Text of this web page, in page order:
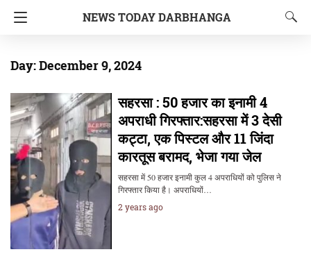
NEWS TODAY DARBHANGA
Day:December 9, 2024
सहरसा : 50 हजार का इनामी 4
अपराधी गिरफ्तार:सहरसा में 3 देसी
कट्टा, एक पिस्टल और 11 जिंदा
कारतूस बरामद, भेजा गया जेल
सहरसा में 50 हजार इनामी कुल 4 अपराधियों को पुलिस ने
गिरफ्तार किया है। अपराधियों…
2 years ago